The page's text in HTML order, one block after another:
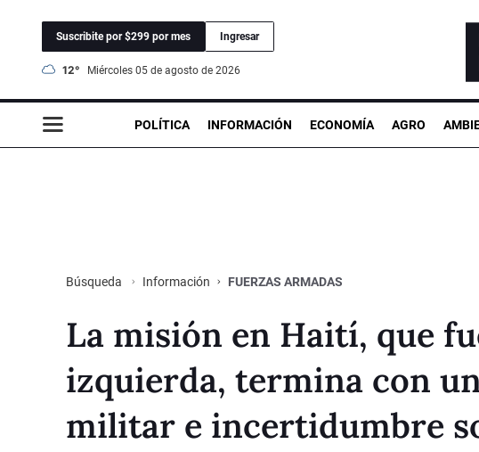
Suscribite por $299 por mes Ingresar
12° miércoles 05 de agosto de 2026
POLÍTICA INFORMACIÓN ECONOMÍA AGRO
Búsqueda Información FUERZAS ARMADAS
La misión en Haití, que
izquierda, termina con
militar e incertidumbre